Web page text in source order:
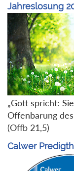
Jahreslosung
„Gott spricht:
Offenbarung
(Offb 21,5)
Calwer